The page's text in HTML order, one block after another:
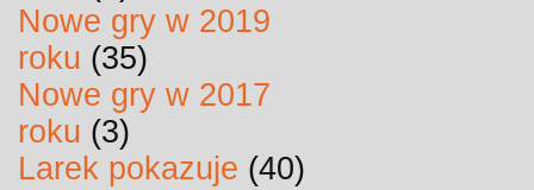
Nowe gry w 2019
roku (35)
Nowe gry w 2017
roku (3)
Larek pokazuje (40)